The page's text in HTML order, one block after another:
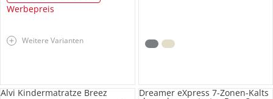
Werbepreis
Weitere Varianten
Alvi Kindermatratze Breez Dreamer eXpress 7-Zonen-Kalts